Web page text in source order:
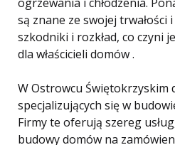
są znane ze swojej trwałości
szkodniki i rozkład, co czyni
dla właścicieli domów .
W Ostrowcu Świętokrzyskim
specjalizujących się w
Firmy te oferują szereg
budowy domów na